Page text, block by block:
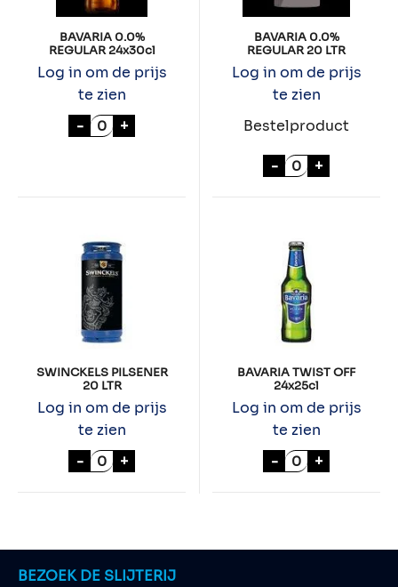
BAVARIA 0.0%
REGULAR 24x30cl
Log in om de prijs
te zien
- BAVARIA 0.0% REGULAR 24x30cl aantal
+
BAVARIA 0.0%
REGULAR 20 LTR
Log in om de prijs
te zien
Bestelproduct
- BAVARIA 0.0%
+
SWINCKELS PILSENER
20 LTR
Log in om de prijs
te zien
- SWINCKELS PILSENER 20 LTR aantal
+
BAVARIA TWIST OFF
24x25cl
Log in om de prijs
te zien
- BAVARIA
+
BEZOEK DE SLIJTERIJ